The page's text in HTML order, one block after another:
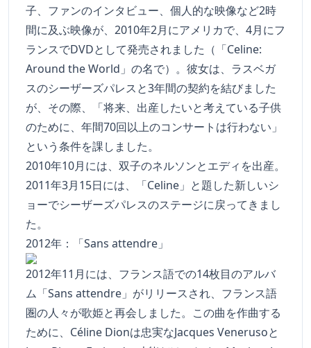
子、ファンのインタビュー、個人的な映像など2時
間に及ぶ映像が、2010年2月にアメリカで、4月にフ
ランスでDVDとして発売されました（「Celine:
Around the World」の名で）。彼女は、ラスベガ
スのシーザーズパレスと3年間の契約を結びました
が、その際、「将来、出産したいと考えている子供
のために、年間70回以上のコンサートは行わない」
という条件を課しました。
2010年10月には、双子のネルソンとエディを出産。
2011年3月15日には、「Celine」と題した新しいシ
ョーでシーザーズパレスのステージに戻ってきまし
た。
2012年：「Sans attendre」
2012年11月には、フランス語での14枚目のアルバ
ム「Sans attendre」がリリースされ、フランス語
圏の人々が歌姫と再会しました。この曲を作曲する
ために、Céline Dionは忠実なJacques Venerusoと